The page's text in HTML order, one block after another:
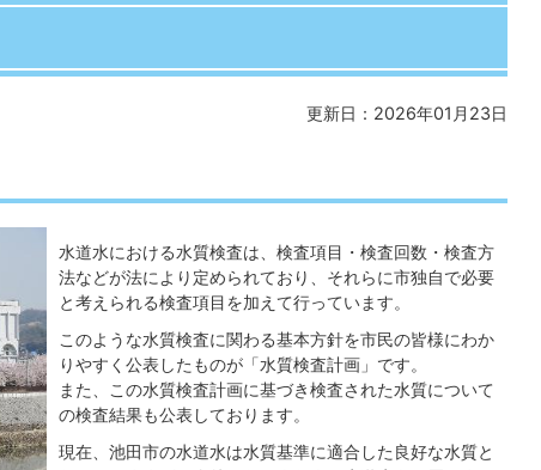
更新日：2026年01月23日
水道水における水質検査は、検査項目・検査回数・検査方
法などが法により定められており、それらに市独自で必要
と考えられる検査項目を加えて行っています。
このような水質検査に関わる基本方針を市民の皆様にわか
りやすく公表したものが「水質検査計画」です。
また、この水質検査計画に基づき検査された水質について
の検査結果も公表しております。
現在、池田市の水道水は水質基準に適合した良好な水質と